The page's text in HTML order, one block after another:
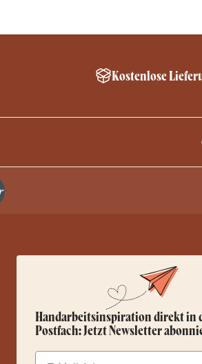
Kostenlose
Handarbeitsinspiration direkt in
Postfach: Jetzt Newsletter
Email